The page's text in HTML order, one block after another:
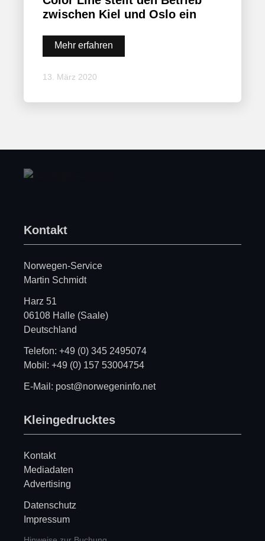
zwischen Kiel und Oslo ein
Mehr erfahren
13. März 2020
Kontakt
Norwegen-Service
Martin Schmidt
Harz 51
06108 Halle (Saale)
Deutschland
Telefon: +49 (0) 345 2495074
Mobil: +49 (0) 157 53004754
E-Mail: post@norwegeninfo.net
Kleingedrucktes
Kontakt
Mediadaten
Advertising
Datenschutz
Impressum